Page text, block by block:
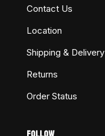
Contact Us
Location
Shipping & Delivery
Returns
Order Status